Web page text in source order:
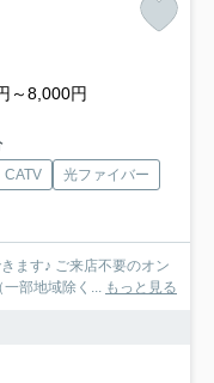
～8,000円
CATV
光ファイバー
ます♪ ご来店不要のオン
部地域除く... もっと見る